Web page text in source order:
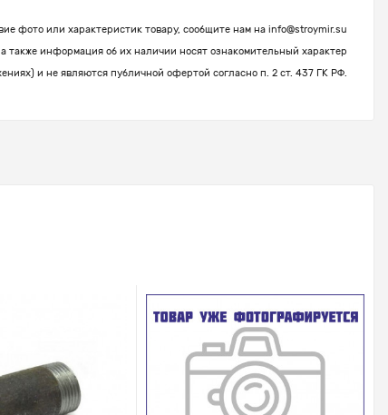
фото или характеристик товару, сообщите нам на info@stroymir.su
также информация об их наличии носят ознакомительный характер
и не являются публичной офертой согласно п. 2 ст. 437 ГК РФ.